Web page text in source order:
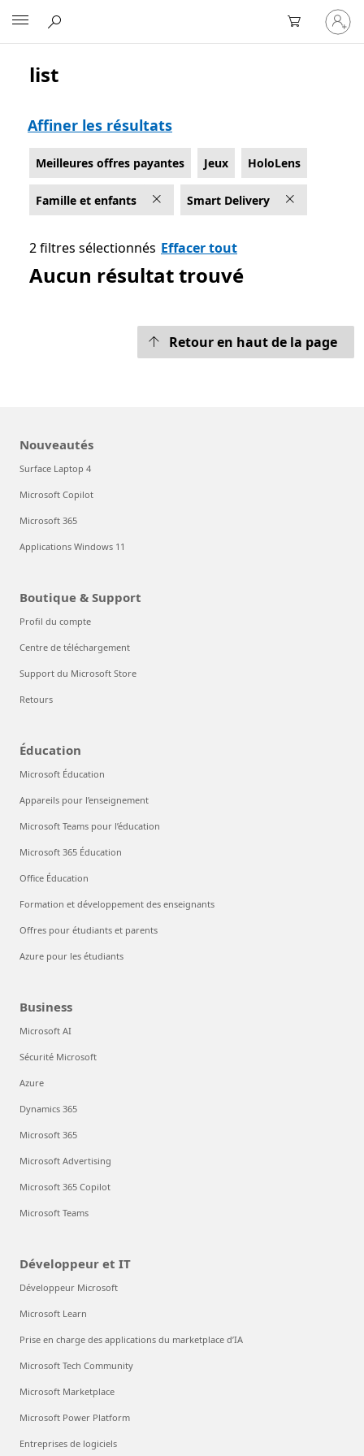
vous
à
Liste Microsoft.com
list
Affiner les résultats
Meilleures offres payantes Jeux HoloLens
Famille et enfants Smart Delivery
2 filtres sélectionnés Effacer tout
Aucun résultat trouvé
Retour en haut de la page
Nouveautés
Surface Laptop 4
Microsoft Copilot
Microsoft 365
Applications Windows 11
Boutique & Support
Profil du compte
Centre de téléchargement
Support du Microsoft Store
Retours
Éducation
Microsoft Éducation
Appareils pour l’enseignement
Microsoft Teams pour l’éducation
Microsoft 365 Éducation
Office Éducation
Formation et développement des enseignants
Offres pour étudiants et parents
Azure pour les étudiants
Business
Microsoft AI
Sécurité Microsoft
Azure
Dynamics 365
Microsoft 365
Microsoft Advertising
Microsoft 365 Copilot
Microsoft Teams
Développeur et IT
Développeur Microsoft
Microsoft Learn
Prise en charge des applications du marketplace d’IA
Microsoft Tech Community
Microsoft Marketplace
Microsoft Power Platform
Entreprises de logiciels